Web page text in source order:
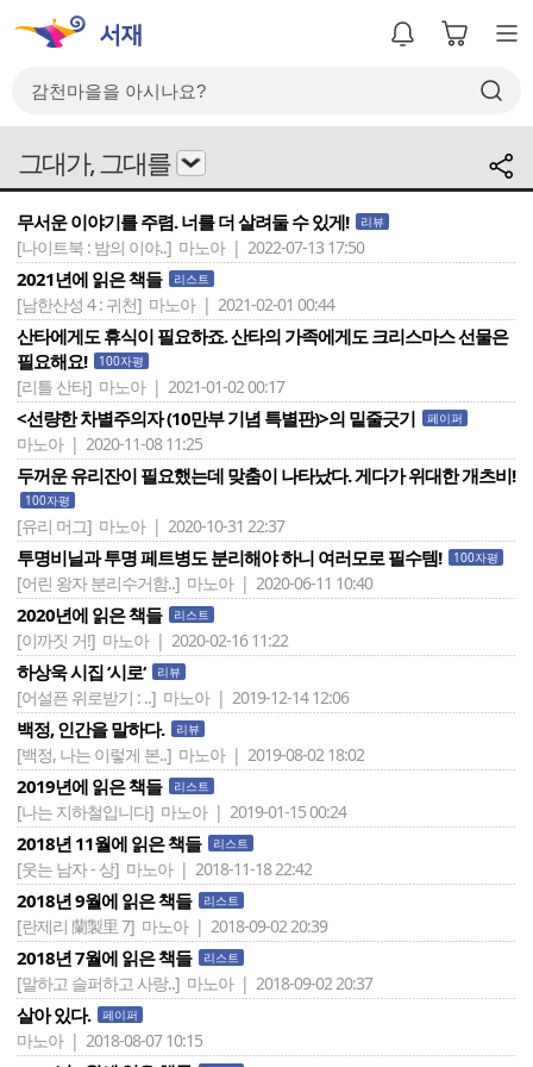
그대가, 그대를
무서운 이야기를 주렴. 너를 더 살려둘 수 있게! 리뷰
[나이트북 : 밤의 이야..] 마노아 | 2022-07-13 17:50
2021년에 읽은 책들 리스트
[남한산성 4 : 귀천] 마노아 | 2021-02-01 00:44
산타에게도 휴식이 필요하죠. 산타의 가족에게도 크리스마스 선물은
필요해요!
100자평
[리틀 산타] 마노아 | 2021-01-02 00:17
<선량한 차별주의자 (10만부 기념 특별판)>의 밑줄긋기 페이퍼
마노아 | 2020-11-08 11:25
두꺼운 유리잔이 필요했는데 맞춤이 나타났다. 게다가 위대한 개츠비!
100자평
[유리 머그] 마노아 | 2020-10-31 22:37
투명비닐과 투명 페트병도 분리해야 하니 여러모로 필수템! 100자평
[어린 왕자 분리수거함..] 마노아 | 2020-06-11 10:40
2020년에 읽은 책들 리스트
[이까짓 거!] 마노아 | 2020-02-16 11:22
하상욱 시집 ‘시로‘ 리뷰
[어설픈 위로받기 : ..] 마노아 | 2019-12-14 12:06
백정, 인간을 말하다. 리뷰
[백정, 나는 이렇게 본..] 마노아 | 2019-08-02 18:02
2019년에 읽은 책들 리스트
[나는 지하철입니다] 마노아 | 2019-01-15 00:24
2018년 11월에 읽은 책들 리스트
[웃는 남자 - 상] 마노아 | 2018-11-18 22:42
2018년 9월에 읽은 책들 리스트
[란제리 蘭製里 7] 마노아 | 2018-09-02 20:39
2018년 7월에 읽은 책들 리스트
[말하고 슬퍼하고 사랑..] 마노아 | 2018-09-02 20:37
살아 있다. 페이퍼
마노아 | 2018-08-07 10:15